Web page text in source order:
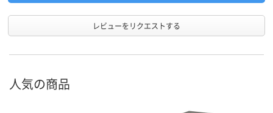
レビューをリクエストする
人気の商品